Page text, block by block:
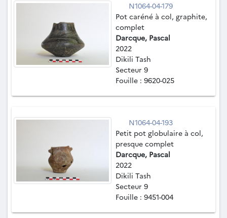
N1064-04-179
Pot caréné à col, graphite,
complet
Darcque, Pascal
2022
Dikili Tash
Secteur 9
Fouille : 9620-025
N1064-04-193
Petit pot globulaire à col,
presque complet
Darcque, Pascal
2022
Dikili Tash
Secteur 9
Fouille : 9451-004